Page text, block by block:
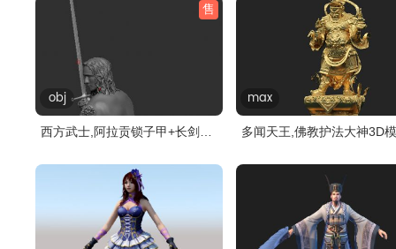
售
obj
西方武士,阿拉贡锁子甲+长剑
max
多闻天王,佛教护法大神3D